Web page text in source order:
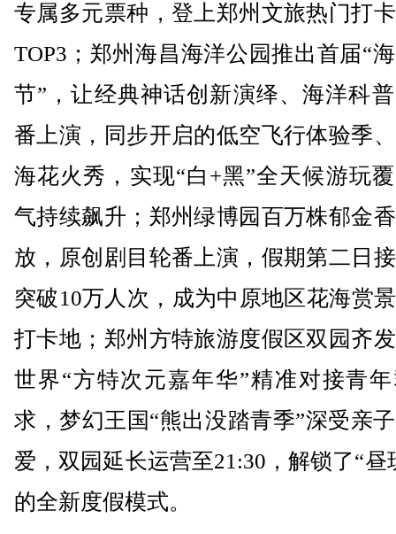
专属多元票种，登上郑州文旅热门打
TOP3；郑州海昌海洋公园推出首届“
节”，让经典神话创新演绎、海洋科
番上演，同步开启的低空飞行体验季
海花火秀，实现“白+黑”全天候游玩
气持续飙升；郑州绿博园百万株郁金
放，原创剧目轮番上演，假期第二日
突破10万人次，成为中原地区花海赏
打卡地；郑州方特旅游度假区双园齐
世界“方特次元嘉年华”精准对接青
求，梦幻王国“熊出没踏青季”深受亲
爱，双园延长运营至21:30，解锁了“昼
的全新度假模式。